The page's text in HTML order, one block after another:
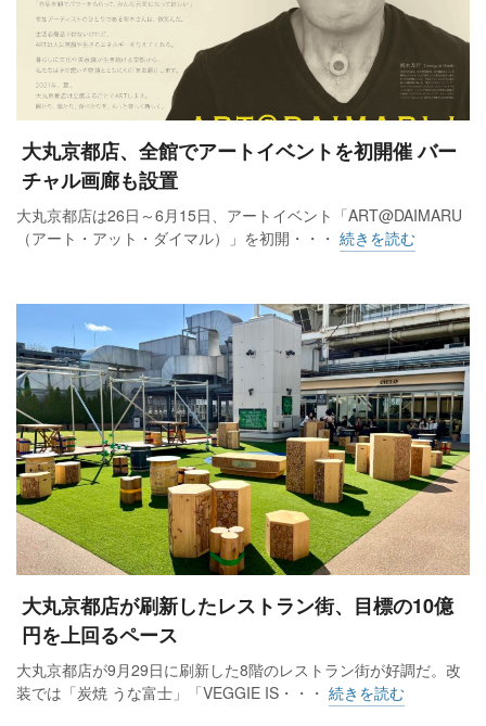
大丸京都店、全館でアートイベントを初開催 バー
チャル画廊も設置
大丸京都店は26日～6月15日、アートイベント「ART@DAIMARU
（アート・アット・ダイマル）」を初開・・・ 続きを読む
大丸京都店が刷新したレストラン街、目標の10億
円を上回るペース
大丸京都店が9月29日に刷新した8階のレストラン街が好調だ。改
装では「炭焼 うな富士」「VEGGIE IS・・・ 続きを読む